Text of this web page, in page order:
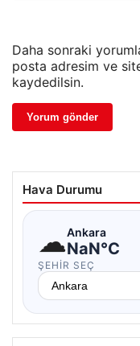
Daha sonraki
posta adresim ve
kaydedilsin.
Hava Durumu
☁Ankara
NaN°C
ŞEHIR SEÇ